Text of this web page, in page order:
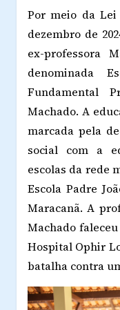
Por meio da Lei
dezembro de
ex-professora
denominada
Fundamental
Machado. A
marcada pela
social com a
escolas da rede
Escola Padre
Maracanã. A
Machado
Hospital Ophir
batalha contra